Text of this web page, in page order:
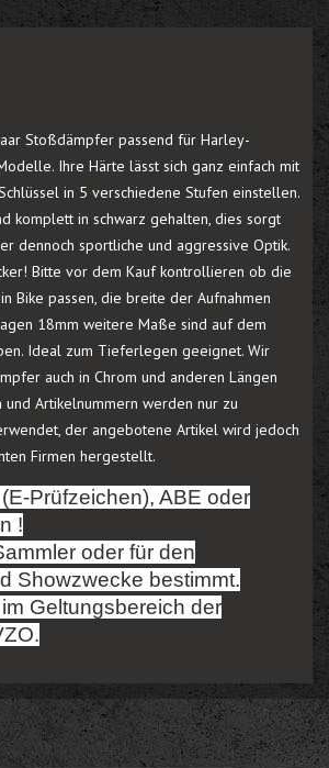
Stoßdämpfer passend für Harley-
Ihre Härte lässt sich ganz einfach mit
in 5 verschiedene Stufen einstellen.
komplett in schwarz gehalten, dies sorgt
dennoch sportliche und aggressive Optik.
Bitte vor dem Kauf kontrollieren ob die
Bike passen, die breite der Aufnahmen
18mm weitere Maße sind auf dem
Ideal zum Tieferlegen geeignet. Wir
auch in Chrom und anderen Längen
Artikelnummern werden nur zu
der angebotene Artikel wird jedoch
Firmen hergestellt.
Prüfzeichen), ABE oder
!
oder für den
Showzwecke bestimmt.
Geltungsbereich der